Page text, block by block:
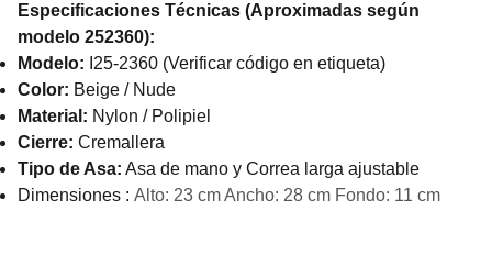
Especificaciones Técnicas (Aproximadas según
modelo 252360):
Modelo: I25-2360 (Verificar código en etiqueta)
Color: Beige / Nude
Material: Nylon / Polipiel
Cierre: Cremallera
Tipo de Asa: Asa de mano y Correa larga ajustable
Dimensiones : Alto: 23 cm Ancho: 28 cm Fondo: 11 cm